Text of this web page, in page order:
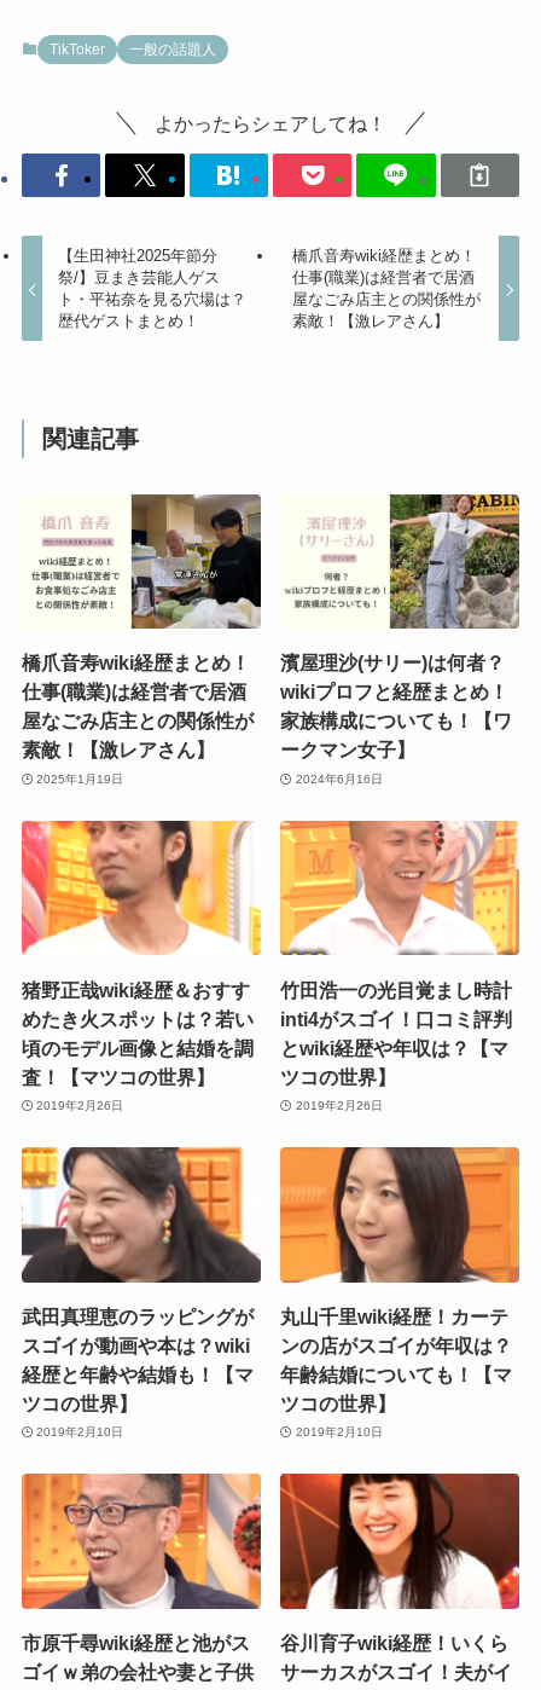
TikToker 一般の話題人
よかったらシェアしてね！
【生田神社2025年節分
祭/】豆まき芸能人ゲス
ト・平祐奈を見る穴場は？
歴代ゲストまとめ！
橋爪音寿wiki経歴まとめ！
仕事(職業)は経営者で居酒
屋なごみ店主との関係性が
素敵！【激レアさん】
関連記事
橋爪音寿wiki経歴まとめ！
仕事(職業)は経営者で居酒
屋なごみ店主との関係性が
素敵！【激レアさん】
2025年1月19日
濱屋理沙(サリー)は何者？
wikiプロフと経歴まとめ！
家族構成についても！【ワ
ークマン女子】
2024年6月16日
猪野正哉wiki経歴＆おすす
めたき火スポットは？若い
頃のモデル画像と結婚を調
査！【マツコの世界】
2019年2月26日
竹田浩一の光目覚まし時計
inti4がスゴイ！口コミ評判
とwiki経歴や年収は？【マ
ツコの世界】
2019年2月26日
武田真理恵のラッピングが
スゴイが動画や本は？wiki
経歴と年齢や結婚も！【マ
ツコの世界】
2019年2月10日
丸山千里wiki経歴！カーテ
ンの店がスゴイが年収は？
年齢結婚についても！【マ
ツコの世界】
2019年2月10日
市原千尋wiki経歴と池がス
ゴイｗ弟の会社や妻と子供
谷川育子wiki経歴！いくら
サーカスがスゴイ！夫がイ